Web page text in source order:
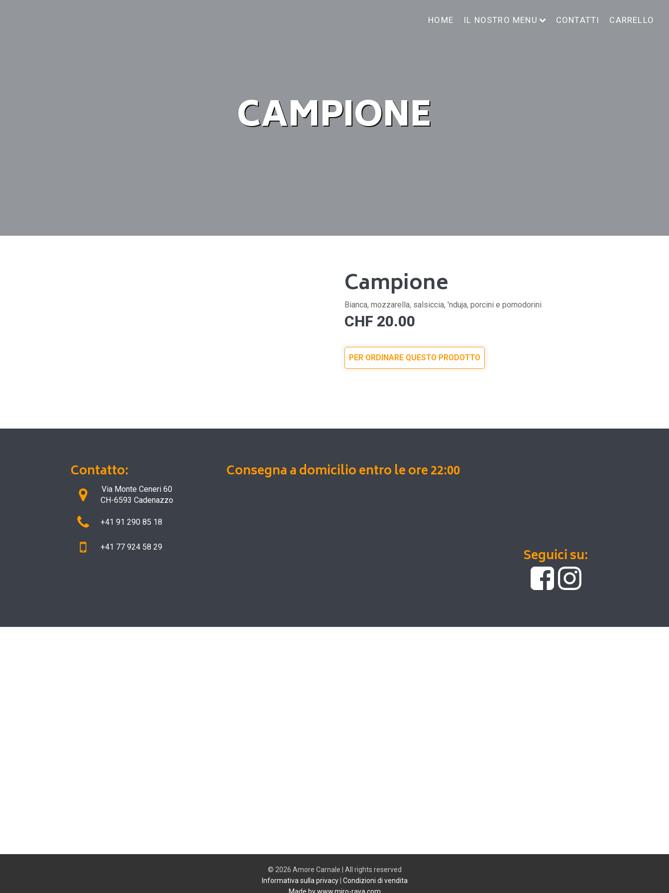
HOME IL NOSTRO MENU CONTATTI CARRELLO
CAMPIONE
Campione
Bianca, mozzarella, salsiccia, 'nduja, porcini e pomodorini
CHF 20.00
PER ORDINARE QUESTO PRODOTTO
Contatto:
Via Monte Ceneri 60
CH-6593 Cadenazzo
+41 91 290 85 18
+41 77 924 58 29
Consegna a domicilio entro le ore 22:00
Seguici su:
© 2026 Amore Carnale | All rights reserved
Informativa sulla privacy| Condizioni di vendita